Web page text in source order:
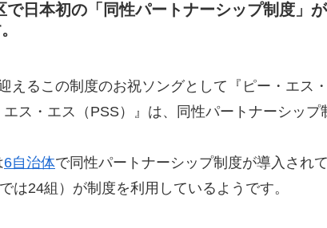
で日本初の「同性パートナーシップ制度」
えるこの制度のお祝ソングとして『ピー・エス
ス・エス（PSS）』は、同性パートナーシップ
6自治体で同性パートナーシップ制度が導入され
は24組）が制度を利用しているようです。